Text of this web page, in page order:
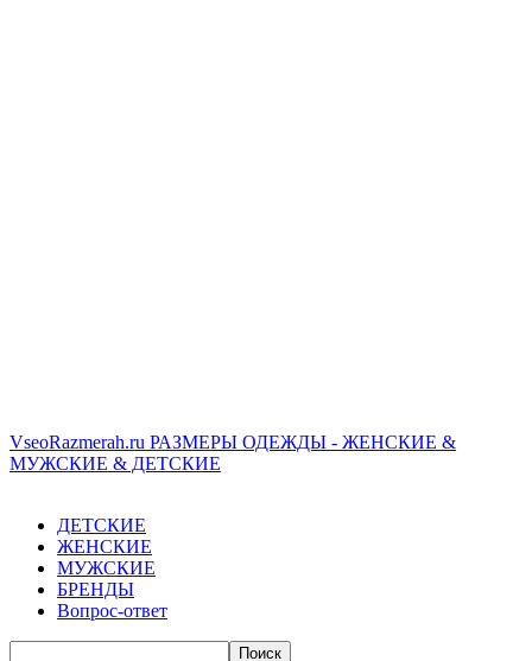
VseoRazmerah.ru РАЗМЕРЫ ОДЕЖДЫ - ЖЕНСКИЕ &
МУЖСКИЕ & ДЕТСКИЕ
ДЕТСКИЕ
ЖЕНСКИЕ
МУЖСКИЕ
БРЕНДЫ
Вопрос-ответ